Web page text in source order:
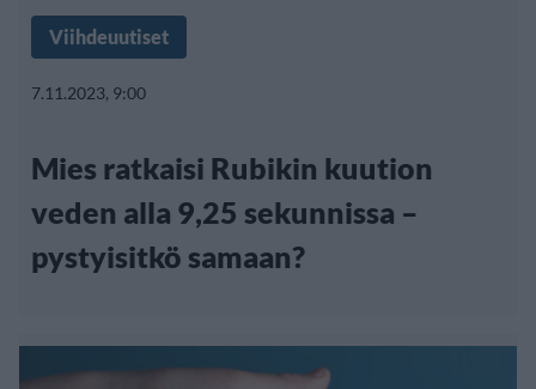
Viihdeuutiset
7.11.2023, 9:00
Mies ratkaisi Rubikin kuution
veden alla 9,25 sekunnissa –
pystyisitkö samaan?